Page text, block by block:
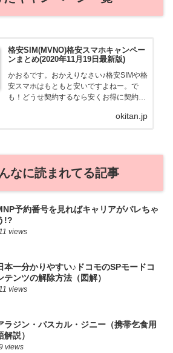
格安SIM(MVNO)格安スマホキャンペー
ンまとめ(2020年11月19日最新版)
かおるです。おかえりなさい♪格安SIMや格
安スマホはもともと安いですよねー。で
も！どうせ契約するなら安くお得に契約し
る自身も、そういう案件を常に狙ってます
okitan.jp
なに読まれてる記事
予約番号を見ればキャリアがバレちゃ
!?
11 views
本一分かりやすい♪ドコモのSPモードコ
テンツの解除方法（図解）
11 views
ラジン・パスカル・ジニー（携帯乞食用
解説）
views